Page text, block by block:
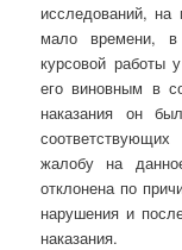
исследований, на
мало времени, в
курсовой работы
его виновным в
наказания он
жалобу на
отклонена по
нарушения и
наказания.